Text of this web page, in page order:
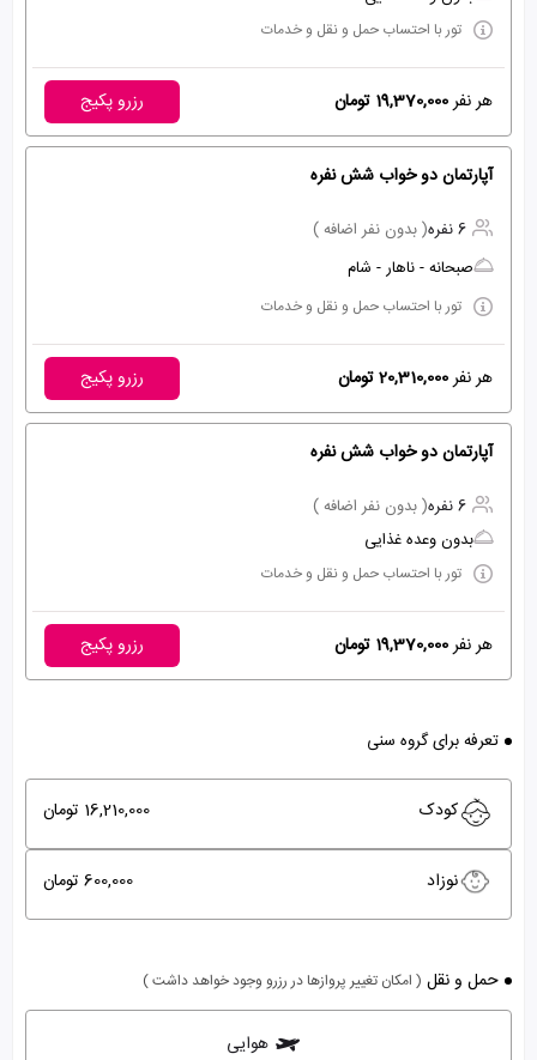
تور با احتساب حمل و نقل و خدمات
هر نفر19,370,000 تومان رزرو پکیج
آپارتمان دو خواب شش نفره
6 نفره
( بدون نفر اضافه )
صبحانه - ناهار - شام
تور با احتساب حمل و نقل و خدمات
هر نفر20,310,000 تومان رزرو پکیج
آپارتمان دو خواب شش نفره
6 نفره
( بدون نفر اضافه )
بدون وعده غذایی
تور با احتساب حمل و نقل و خدمات
هر نفر19,370,000 تومان رزرو پکیج
تعرفه برای گروه سنی
کودک 16,210,000 تومان
نوزاد 600,000 تومان
حمل و نقل ( امکان تغییر پروازها در رزرو وجود خواهد داشت )
هوایی